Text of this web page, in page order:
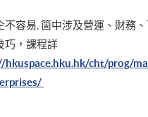
不容易, 箇中涉及營運、財務
巧，課程詳
hkuspace.hku.hk/cht/prog/